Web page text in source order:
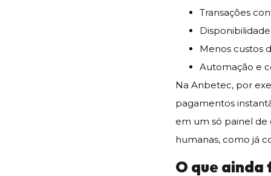
Transações
Menos custos
Automação e
Na Anbetec, por
pagamentos
em um só painel de
humanas, como já
O que ainda